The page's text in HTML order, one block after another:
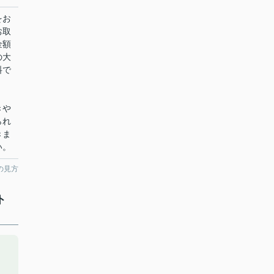
お
額
大
で
や
れ
見方